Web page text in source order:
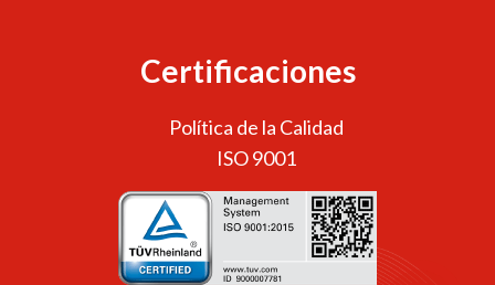
Certificaciones
Política de la Calidad
ISO 9001